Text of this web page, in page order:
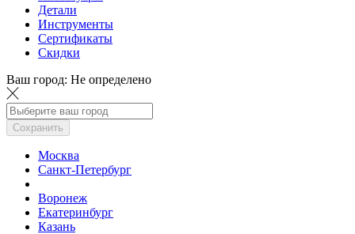
Детали
Инструменты
Сертификаты
Скидки
Ваш город: Не определено
Сохранить
Москва
Санкт-Петербург
Воронеж
Екатеринбург
Казань